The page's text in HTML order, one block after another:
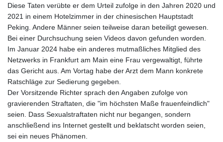
Diese Taten verübte er dem Urteil zufolge in den Jahren 2020 und
2021 in einem Hotelzimmer in der chinesischen Hauptstadt
Peking. Andere Männer seien teilweise daran beteiligt gewesen.
Bei einer Durchsuchung seien Videos davon gefunden worden.
Im Januar 2024 habe ein anderes mutmaßliches Mitglied des
Netzwerks in Frankfurt am Main eine Frau vergewaltigt, führte
das Gericht aus. Am Vortag habe der Arzt dem Mann konkrete
Ratschläge zur Sedierung gegeben.
Der Vorsitzende Richter sprach den Angaben zufolge von
gravierenden Straftaten, die "im höchsten Maße frauenfeindlich"
seien. Dass Sexualstraftaten nicht nur begangen, sondern
anschließend ins Internet gestellt und beklatscht worden seien,
sei ein neues Phänomen.